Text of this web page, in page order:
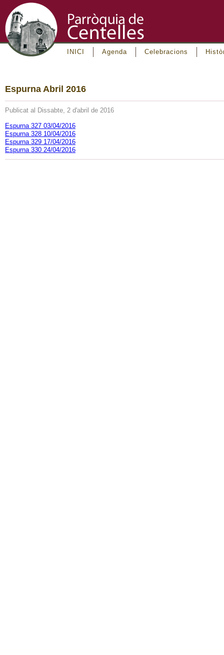
INICI Agenda Celebracions
Espurna Abril 2016
Publicat al Dissabte, 2 d'abril de 2016
Espurna 327 03/04/2016
Espurna 328 10/04/2016
Espurna 329 17/04/2016
Espurna 330 24/04/2016